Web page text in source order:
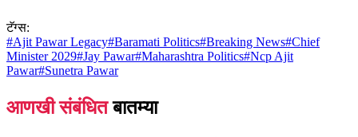
टॅग्स:
#Ajit Pawar Legacy#Baramati Politics#Breaking News#Chief
Minister 2029#Jay Pawar#Maharashtra Politics#Ncp Ajit
Pawar#Sunetra Pawar
आणखी संबंधित बातम्या